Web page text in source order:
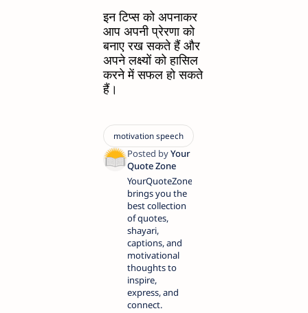
इन टिप्स को अपनाकर
आप अपनी प्रेरणा को
बनाए रख सकते हैं और
अपने लक्ष्यों को हासिल
करने में सफल हो सकते
हैं।
YourQuoteZone
brings you the
best collection
of quotes,
shayari,
captions, and
motivational
thoughts to
inspire,
express, and
connect.